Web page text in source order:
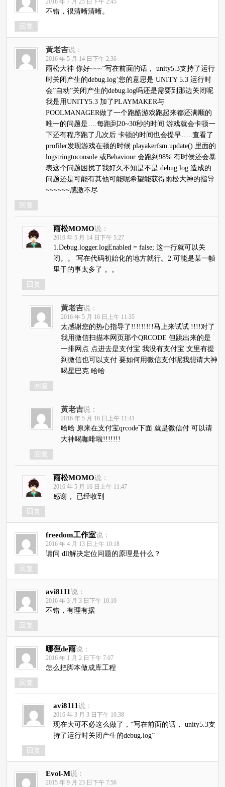
2016 年 7 月 25 日下午 2:45
不错，很清晰清晰。
回复
黃老吉说：
2016 年 5 月 14 日下午 2:36
雨松大神 你好~~~”写在前面的话， unity5.3支持了运行
时关闭产生的debug.log’您的意思是 UNITY 5.3 运行时
会”自动”关闭产生的debug.log吗还是需要到那边关闭呢
我是用UNITY5.3 加了PLAYMAKER与
POOLMANAGER做了一个跑酷游戏跑起来都还满顺的
唯一的问题是….每跑到20~30秒的时间 游戏就会卡顿一
下还有程序跑了几次后 卡顿的时间也会提早…..查看了
profiler发现游戏在顿的时候 playakerfsm.update() 里面的
logstringtoconsole 或Behaviour 会跑到98% 有时侯还会暴
表这个问题困扰了我好久不知是不是 debug.log 造成的
问题还是可能有其他可能呢希望能获得雨松大神的指导
~~~~~~感激不尽
回复
雨松MOMO说：
2016 年 5 月 14 日下午 5:27
1.Debug.logger.logEnabled = false; 这一行就可以关
闭。。 写在代码初始化的地方就行。2.可能是某一帧
里干的事太多了 。。
回复
黃老吉说：
2016 年 5 月 16 日上午 11:35
太感谢您的热心指导了!!!!!!!!!马上来试试 !!!!对了
我用微信扫描本网页那个QRCODE 但跳出来的是
一排网点 点进去是支付宝 我没有支付宝 文里有提
到微信也可以支付 要如何用微信支付呢我想请大神
喝星巴克 哈哈
回复
黃老吉说：
2016 年 5 月 16 日上午 11:41
哈哈 原来在支付宝qrcode下面 就是微信付 可以请
大神喝咖啡啦!!!!!!!
回复
雨松MOMO说：
2016 年 5 月 16 日上午 11:47
感谢， 已经收到
回复
freedom工作室说：
2016 年 4 月 13 日上午 10:18
请问 dll解决定位问题的原理是什么？
回复
avi8111说：
2016 年 3 月 3 日下午 10:10
不错，有理有据
回复
哪亱de雨说：
2016 年 1 月 2 日下午 7:07
怎么把脚本做成库工程
回复
avi8111说：
2016 年 3 月 3 日下午 10:38
现在大可不必这么做了，“写在前面的话， unity5.3支
持了运行时关闭产生的debug.log”
回复
Evol-M说：
2015 年 9 月 23 日下午 7:56